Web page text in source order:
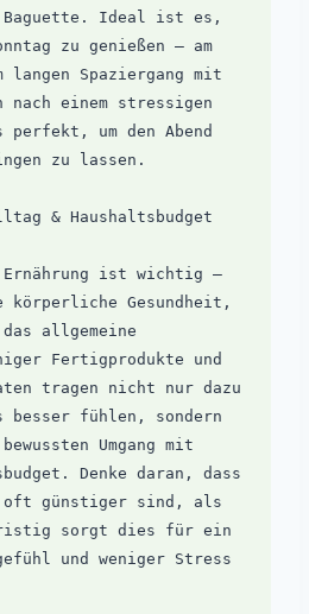
Ideal ist es,
zu genießen – am
langen Spaziergang mit
nach einem stressigen
um den Abend
zu lassen.
& Haushaltsbudget
Ernährung ist wichtig –
Gesundheit,
allgemeine
Fertigprodukte und
tragen nicht nur dazu
besser fühlen, sondern
Umgang mit
Denke daran, dass
oft günstiger sind, als
sorgt dies für ein
und weniger Stress